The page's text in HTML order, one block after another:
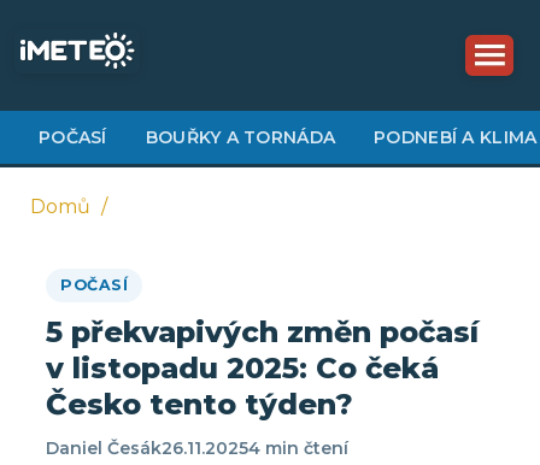
obsahu
POČASÍ BOUŘKY A TORNÁDA PODNEBÍ A KLIMA
navigace
Domů
POČASÍ
5 překvapivých změn počasí
v listopadu 2025: Co čeká
Česko tento týden?
Daniel Česák26.11.20254 min čtení